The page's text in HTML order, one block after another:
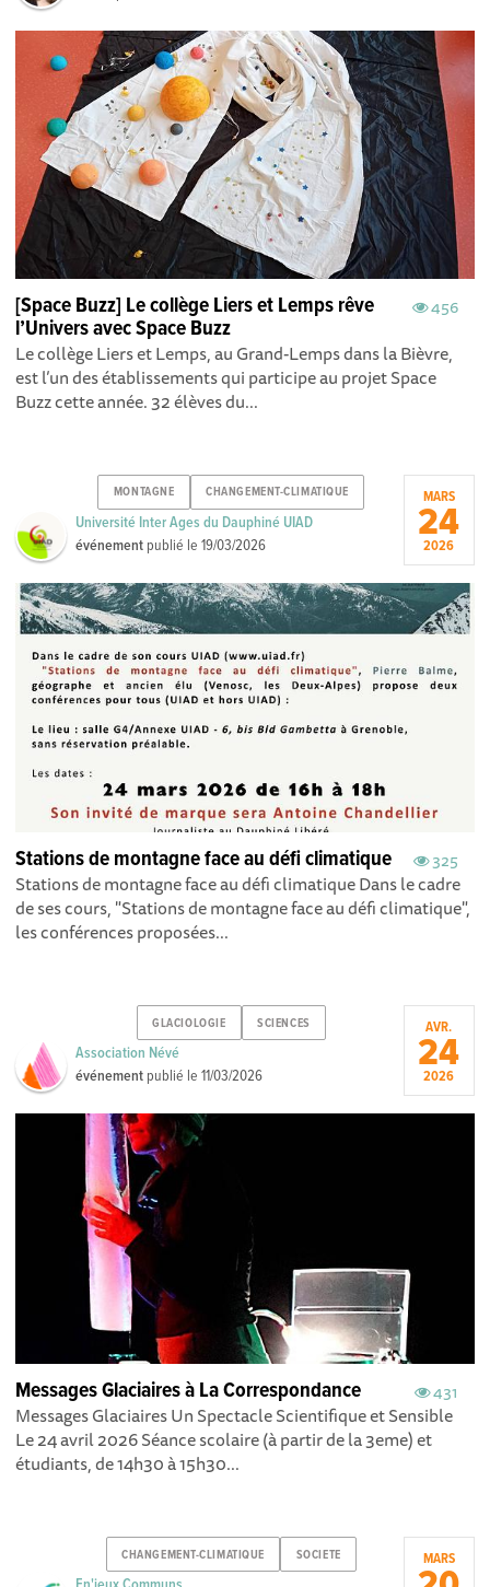
456
[Space Buzz] Le collège Liers et Lemps rêve
l’Univers avec Space Buzz
Le collège Liers et Lemps, au Grand-Lemps dans la Bièvre,
est l’un des établissements qui participe au projet Space
Buzz cette année. 32 élèves du...
MONTAGNE CHANGEMENT-CLIMATIQUE
Université Inter Ages du Dauphiné UIAD
événement publié le19/03/2026
MARS
24
2026
325
Stations de montagne face au défi climatique
Stations de montagne face au défi climatique Dans le cadre
de ses cours, "Stations de montagne face au défi climatique",
les conférences proposées...
GLACIOLOGIE SCIENCES
Association Névé
événement publié le11/03/2026
AVR.
24
2026
431
Messages Glaciaires à La Correspondance
Messages Glaciaires Un Spectacle Scientifique et Sensible
Le 24 avril 2026 Séance scolaire (à partir de la 3eme) et
étudiants, de 14h30 à 15h30...
CHANGEMENT-CLIMATIQUE SOCIETE MARS